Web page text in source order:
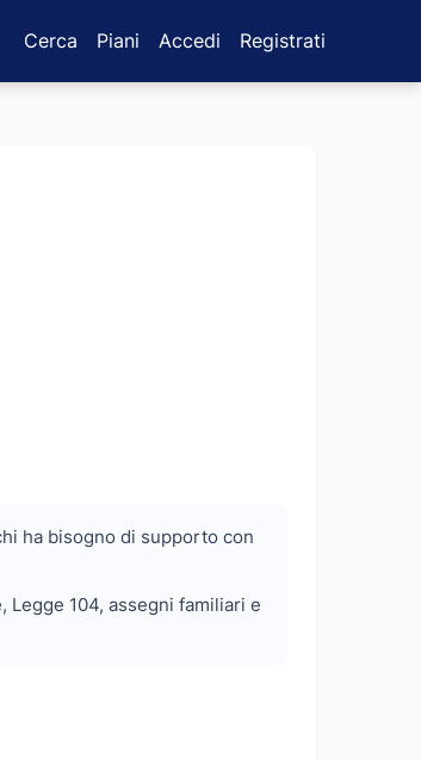
Cerca Piani Accedi Registrati
ha bisogno di supporto con
104, assegni familiari e